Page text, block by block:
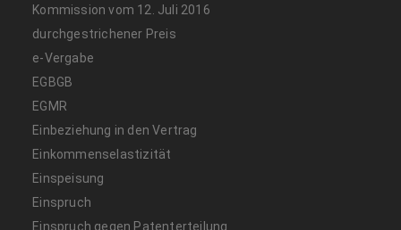
Kommission vom 12. Juli 2016
durchgestrichener Preis
e-Vergabe
EGBGB
EGMR
Einbeziehung in den Vertrag
Einkommenselastizität
Einspeisung
Einspruch
Einspruch gegen Patenterteilung